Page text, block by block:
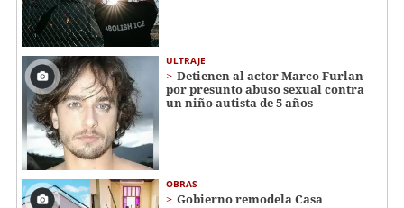
ULTRAJE
Detienen al actor Marco Furlan
por presunto abuso sexual contra
un niño autista de 5 años
OBRAS
Gobierno remodela Casa